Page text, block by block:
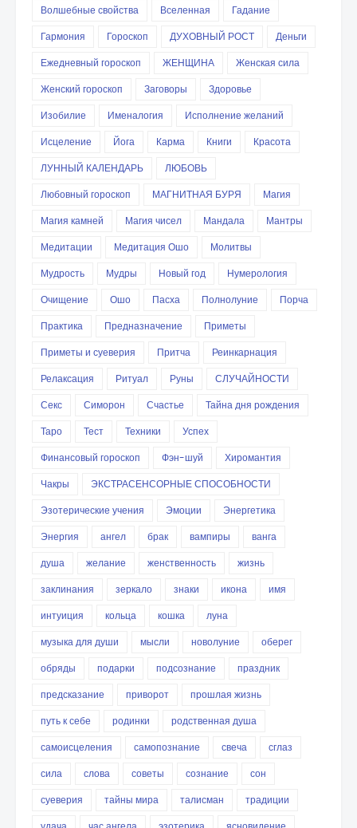
Волшебные свойства
Вселенная
Гадание
Гармония
Гороскоп ДУХОВНЫЙ РОСТ
Деньги
Ежедневный гороскоп
ЖЕНЩИНА
Женская сила
Женский гороскоп
Заговоры
Здоровье
Изобилие
Именалогия
Исполнение желаний
Исцеление
Йога Карма Книги
Красота
ЛУННЫЙ КАЛЕНДАРЬ
ЛЮБОВЬ
Любовный гороскоп
МАГНИТНАЯ БУРЯ
Магия
Магия камней
Магия чисел Мандала
Мантры
Медитации
Медитация Ошо
Молитвы
Мудрость
Мудры Новый год
Нумерология
Очищение
Ошо Пасха Полнолуние
Порча
Практика
Предназначение
Приметы
Приметы и суеверия
Притча
Реинкарнация
Релаксация
Ритуал Руны
СЛУЧАЙНОСТИ
Секс
Симорон Счастье
Тайна дня рождения
Таро
Тест Техники
Успех
Финансовый гороскоп
Фэн-шуй
Хиромантия
Чакры
ЭКСТРАСЕНСОРНЫЕ СПОСОБНОСТИ
Эзотерические учения
Эмоции
Энергетика
Энергия
ангел брак вампиры
ванга
душа
желание женственность
жизнь
заклинания
зеркало знаки икона
имя
интуиция
кольца кошка
луна
музыка для души
мысли новолуние
оберег
обряды
подарки подсознание
праздник
предсказание
приворот
прошлая жизнь
путь к себе
родинки
родственная душа
самоисцеления
самопознание свеча
сглаз
сила
слова советы сознание
сон
суеверия
тайны мира талисман
традиции